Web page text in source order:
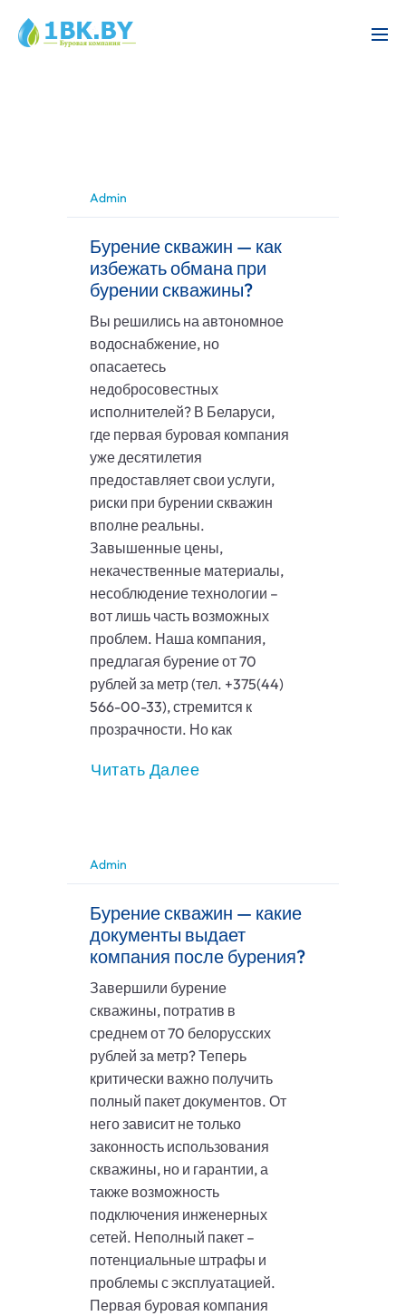
Admin
Бурение скважин — как
избежать обмана при
бурении скважины?
Вы решились на автономное
водоснабжение, но
опасаетесь
недобросовестных
исполнителей? В Беларуси,
где первая буровая компания
уже десятилетия
предоставляет свои услуги,
риски при бурении скважин
вполне реальны.
Завышенные цены,
некачественные материалы,
несоблюдение технологии –
вот лишь часть возможных
проблем. Наша компания,
предлагая бурение от 70
рублей за метр (тел. +375(44)
566-00-33), стремится к
прозрачности. Но как
Читать Далее
Admin
Бурение скважин — какие
документы выдает
компания после бурения?
Завершили бурение
скважины, потратив в
среднем от 70 белорусских
рублей за метр? Теперь
критически важно получить
полный пакет документов. От
него зависит не только
законность использования
скважины, но и гарантии, а
также возможность
подключения инженерных
сетей. Неполный пакет –
потенциальные штрафы и
проблемы с эксплуатацией.
Первая буровая компания